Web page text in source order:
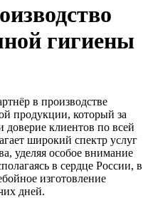
гигиены
в производстве
продукции, который за
клиентов по всей
широкий спектр услуг
уделяя особое внимание
в сердце России, в
изготовление
дней.